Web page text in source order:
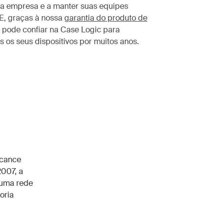
empresa e a manter suas equipes
graças à nossa garantia do produto de
pode confiar na Case Logic para
os seus dispositivos por muitos anos.
a
rede